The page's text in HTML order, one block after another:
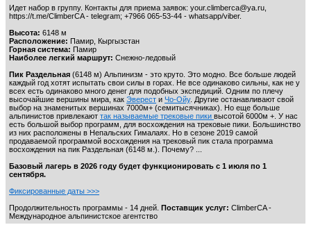
Идет набор в группу. Контакты для приема заявок: your.climberca@ya.ru,
https://t.me/ClimberCA - telegram; +7966 065-53-44 - whatsapp/viber.
Высота: 6148 м
Расположение: Памир, Кыргызстан
Горная система: Памир
Наиболее легкий маршрут: Снежно-ледовый
Пик Раздельная (6148 м) Альпинизм - это круто. Это модно. Все больше людей
каждый год хотят испытать свои силы в горах. Не все одинаково сильны, как не у
всех есть одинаково много денег для подобных экспедиций. Одним по плечу
высочайшие вершины мира, как Эверест и Чо-Ойу. Другие останавливают свой
выбор на знаменитых вершинах 7000м+ (семитысячниках). Но еще больше
альпинистов привлекают так называемые трековые пики высотой 6000м +. У нас
есть большой выбор программ, для восхождения на трековые пики. Большинство
из них расположены в Непальских Гималаях. Но в сезоне 2019 самой
продаваемой программой восхождения на трековый пик стала программа
восхождения на пик Раздельная (6148 м.). Почему? ...
Базовый лагерь в 2026 году будет функционировать с 1 июля по 1
сентября.
Фиксированные даты >>>
Продолжительность программы - 14 дней. Поставщик услуг: ClimberCA -
Международное альпинистское агентство